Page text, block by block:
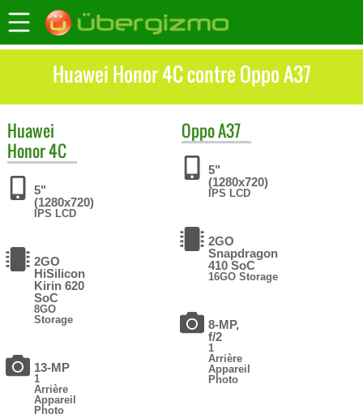
Huawei Honor 4C contre Oppo A37
Huawei
Honor 4C
5"
(1280x720)
IPS LCD
2GO
HiSilicon
Kirin 620
SoC
8GO
Storage
13-MP
1
Arrière
Appareil
Photo
OppoA37
5"
(1280x720)
IPS LCD
2GO
Snapdragon
410 SoC
16GO Storage
8-MP,
f/2
1
Arrière
Appareil
Photo